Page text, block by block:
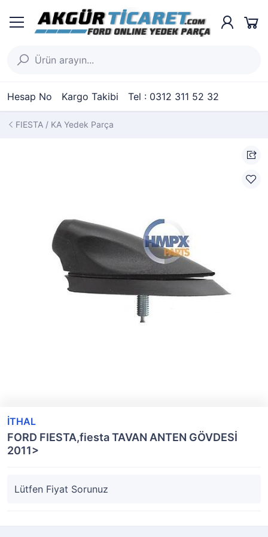
Hesap No Kargo Takibi Tel : 0312 311 52 32
FIESTA / KA Yedek Parça
İTHAL
FORD FIESTA,fiesta TAVAN ANTEN GÖVDESİ
2011>
Lütfen Fiyat Sorunuz